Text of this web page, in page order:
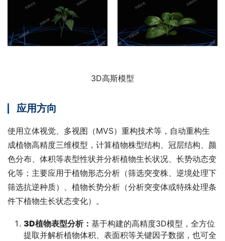
3D高斯模型
应用方向
使用立体视觉、多视图（MVS）重构技术等，自动重构生
成植物高精度三维模型，计算植物株型结构、冠层结构、颜
色分布、体积等表型性状并分析植物生长状况、长势动态变
化等；主要应用于植物形态分析（筛选突变株、逆境处理下
筛选抗逆种质）、植物长势分析（分析突变体或特殊处理条
件下植物生长状态变化）。
3D植物表型分析： 基于构建的高精度3D模型，全方位
提取并解析植物体积、表面积等关键因子数据，也可全